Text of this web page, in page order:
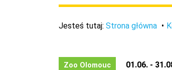
Jesteś tutaj: Strona główna
Zoo Olomouc 01.06. -